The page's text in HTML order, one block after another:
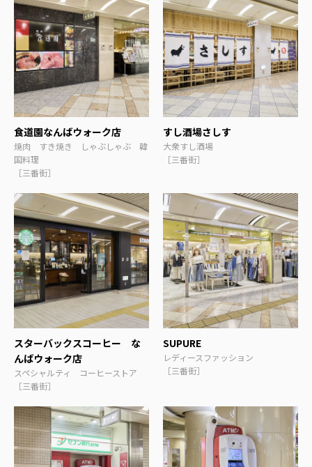
食道園なんばウォーク店
焼肉 すき焼き しゃぶしゃぶ 韓
国料理
［三番街］
すし酒場さしす
大衆すし酒場
［三番街］
スターバックスコーヒー な
んばウォーク店
スペシャルティ コーヒーストア
［三番街］
SUPURE
レディースファッション
［三番街］